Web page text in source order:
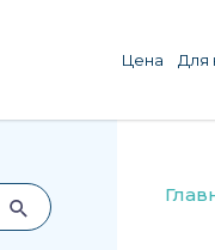
Цена Для